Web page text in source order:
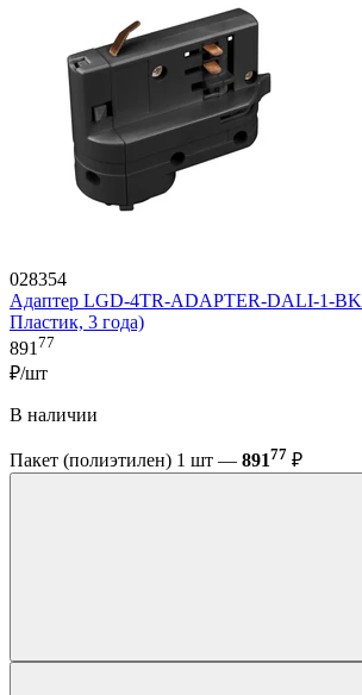
028354
Адаптер LGD-4TR-ADAPTER-DALI-1-
Пластик, 3 года)
891 77
₽/шт
В наличии
Пакет (полиэтилен) 1 шт — 89177 ₽